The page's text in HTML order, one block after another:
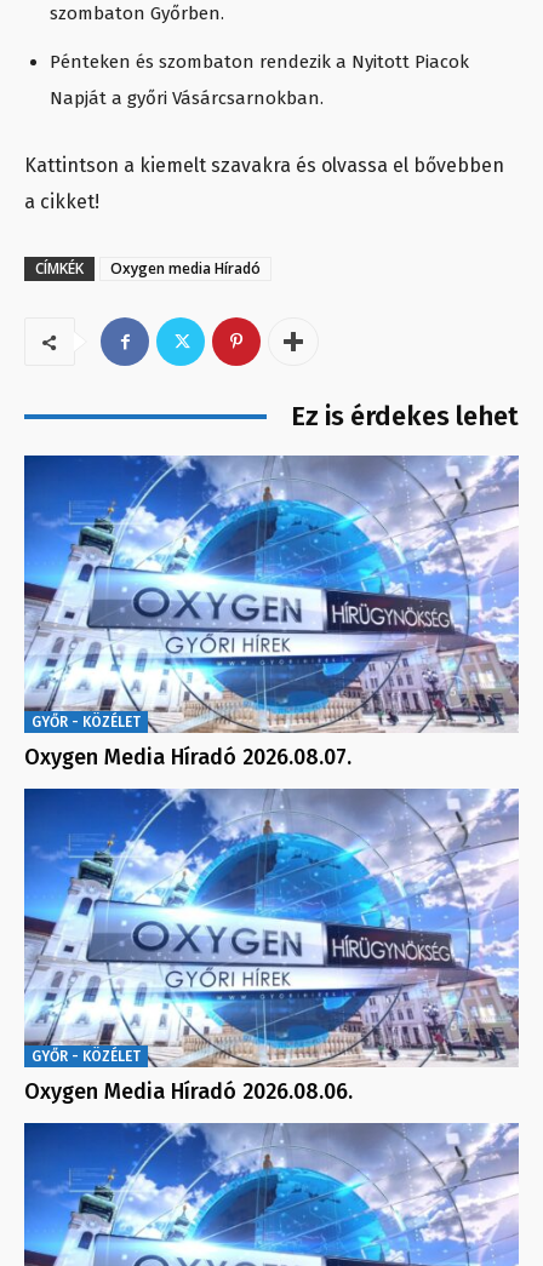
szombaton Győrben.
Pénteken és szombaton rendezik a Nyitott Piacok
Napját a győri Vásárcsarnokban.
Kattintson a kiemelt szavakra és olvassa el bővebben
a cikket!
CÍMKÉK Oxygen media Híradó
Ez is érdekes lehet
GYŐR - KÖZÉLET
Oxygen Media Híradó 2026.08.07.
GYŐR - KÖZÉLET
Oxygen Media Híradó 2026.08.06.